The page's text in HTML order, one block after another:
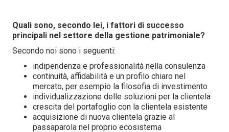
Quali sono, secondo lei, i fattori di successo
principali nel settore della gestione patrimoniale?
Secondo noi sono i seguenti:
indipendenza e professionalità nella consulenza
continuità, affidabilità e un profilo chiaro nel
mercato, per esempio la filosofia di investimento
individualizzazione delle soluzioni per la clientela
crescita del portafoglio con la clientela esistente
acquisizione di nuova clientela grazie al
passaparola nel proprio ecosistema